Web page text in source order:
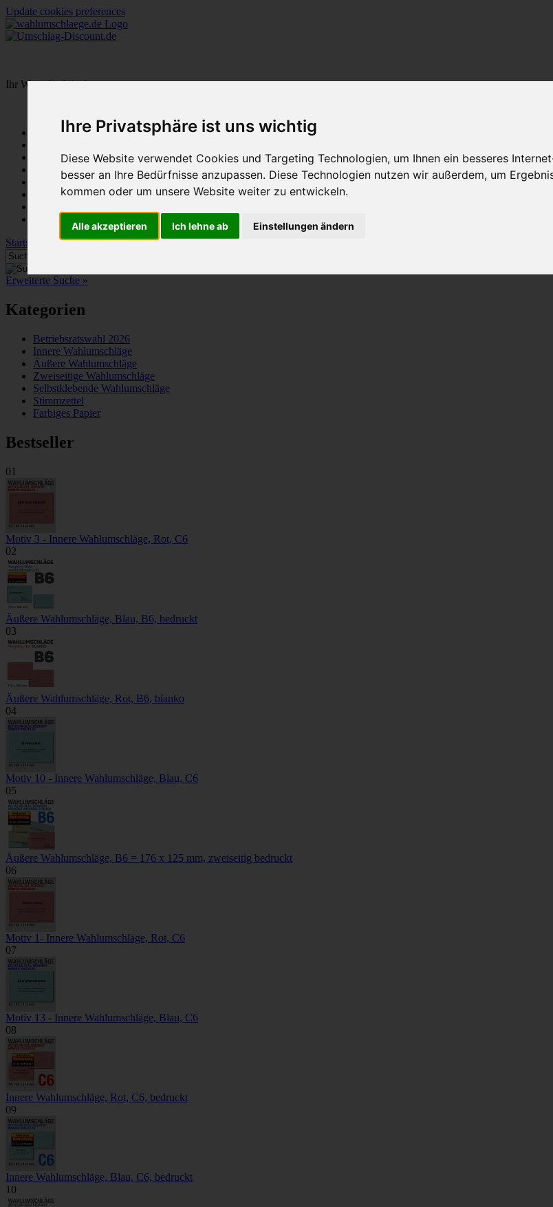
Ihre Privatsphäre ist uns wichtig
Diese Website verwendet Cookies und Targeting Technologien, um Ihnen ein besseres
besser an Ihre Bedürfnisse anzupassen. Diese Technologien nutzen wir außerdem, um
kommen oder um unsere Website weiter zu entwickeln.
Alle akzeptieren Ich lehne ab Einstellungen ändern
Update cookies preferences
Ihr Warenkorb ist leer.
Startseite
Mein Konto
Neukunde?
Anmelden
Startseite
Wahlumschläge für die Aufsichtsratswahl
Erweiterte Suche »
Kategorien
Betriebsratswahl 2026
Innere Wahlumschläge
Äußere Wahlumschläge
Zweiseitige Wahlumschläge
Selbstklebende Wahlumschläge
Stimmzettel
Farbiges Papier
Bestseller
01
Motiv 3 - Innere Wahlumschläge, Rot, C6
02
Äußere Wahlumschläge, Blau, B6, bedruckt
03
Äußere Wahlumschläge, Rot, B6, blanko
04
Motiv 10 - Innere Wahlumschläge, Blau, C6
05
Äußere Wahlumschläge, B6 = 176 x 125 mm, zweiseitig bedruckt
06
Motiv 1- Innere Wahlumschläge, Rot, C6
07
Motiv 13 - Innere Wahlumschläge, Blau, C6
08
Innere Wahlumschläge, Rot, C6, bedruckt
09
Innere Wahlumschläge, Blau, C6, bedruckt
10